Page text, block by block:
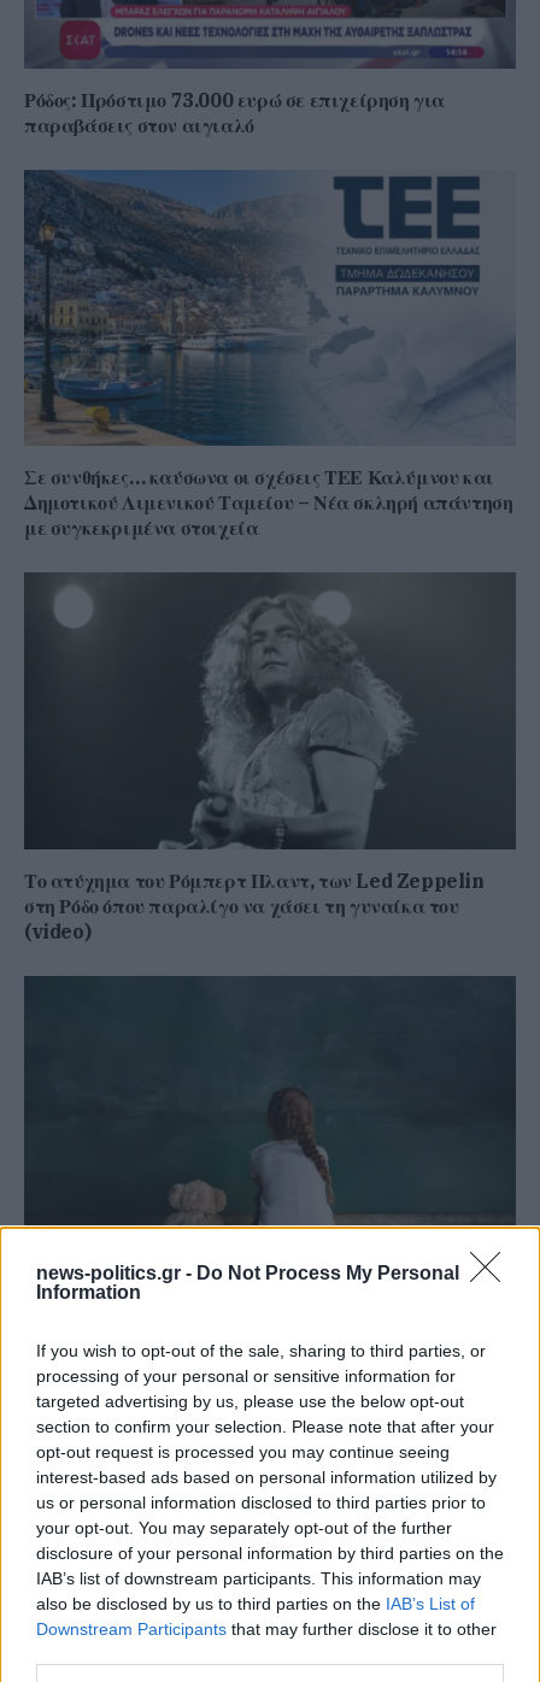
news-politics.gr - Do Not Process My Personal
Information
If you wish to opt-out of the sale, sharing to third parties, or
processing of your personal or sensitive information for
targeted advertising by us, please use the below opt-out
section to confirm your selection. Please note that after your
opt-out request is processed you may continue seeing
interest-based ads based on personal information utilized by
us or personal information disclosed to third parties prior to
your opt-out. You may separately opt-out of the further
disclosure of your personal information by third parties on the
IAB’s list of downstream participants. This information may
also be disclosed by us to third parties on the IAB’s List of
Downstream Participants that may further disclose it to other
Ρόδος: Πρόστιμο 73.000 ευρώ σε επιχείρηση για
παραβάσεις στον αιγιαλό
Σε συνθήκες… καύσωνα οι σχέσεις ΤΕΕ Καλύμνου και
Δημοτικού Λιμενικού Ταμείου – Νέα σκληρή απάντηση
με συγκεκριμένα στοιχεία
Το ατύχημα του Ρόμπερτ Πλαντ, των Led Zeppelin
στη Ρόδο όπου παραλίγο να χάσει τη γυναίκα του
(video)
Χειροπέδες σε 43χρονη για εμπορία ανηλίκου στη Ρόδο
Στενά του Ορμούζ: Ιράν και Ομάν συμφώνησαν στη